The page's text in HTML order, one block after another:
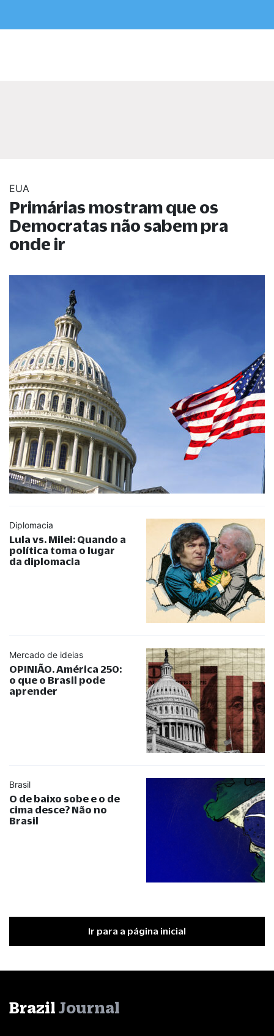
EUA
Primárias mostram que os
Democratas não sabem pra
onde ir
Diplomacia
Lula vs. Milei: Quando a
política toma o lugar
da diplomacia
Mercado de ideias
OPINIÃO. América 250:
o que o Brasil pode
aprender
Brasil
O de baixo sobe e o de
cima desce? Não no
Brasil
Ir para a página inicial
Brazil Journal